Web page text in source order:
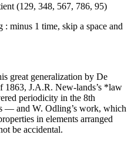
(129, 348, 567, 786, 95)
minus 1 time, skip a space and
great generalization by De
1863, J.A.R. New-lands’s *law
periodicity in the 8th
— and W. Odling’s work, which
in elements arranged
be accidental.